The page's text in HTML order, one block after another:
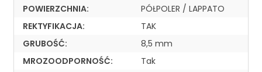
POWIERZCHNIA:
PÓŁPOLER / LAPPATO
REKTYFIKACJA:
TAK
GRUBOŚĆ:
8,5 mm
MROZOODPORNOŚĆ:
Tak